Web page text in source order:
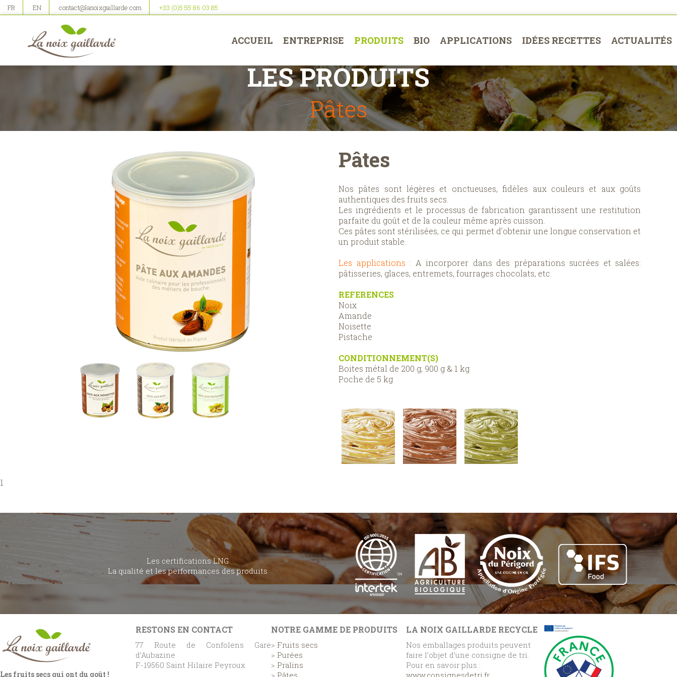
FR EN contact@lanoixgaillarde.com +33 (0)5 55 86 03 85
ACCUEIL ENTREPRISE PRODUITS BIO APPLICATIONS IDÉES RECETTES ACTUALITÉS
LES PRODUITS
Pâtes
Pâtes
Nos pâtes sont légères et onctueuses, fidèles aux couleurs et aux goûts
authentiques des fruits secs.
Les ingrédients et le processus de fabrication garantissent une restitution
parfaite du goût et de la couleur même après cuisson.
Ces pâtes sont stérilisées, ce qui permet d’obtenir une longue conservation et
un produit stable.
Les applications : A incorporer dans des préparations sucrées et salées:
pâtisseries, glaces, entremets, fourrages chocolats, etc.
REFERENCES
Noix
Amande
Noisette
Pistache
CONDITIONNEMENT(S)
Boites métal de 200 g, 900 g & 1 kg
Poche de 5 kg
1
Les certifications LNG
La qualité et les performances des produits
Les fruits secs qui ont du goût !
RESTONS EN CONTACT
77 Route de Confolens Gare
d’Aubazine
F-19560 Saint Hilaire Peyroux
NOTRE GAMME DE PRODUITS
> Fruits secs
> Purées
> Pralins
> Pâtes
LA NOIX GAILLARDE RECYCLE
Nos emballages produits peuvent
faire l’objet d’une consigne de tri.
Pour en savoir plus :
www.consignesdetri.fr